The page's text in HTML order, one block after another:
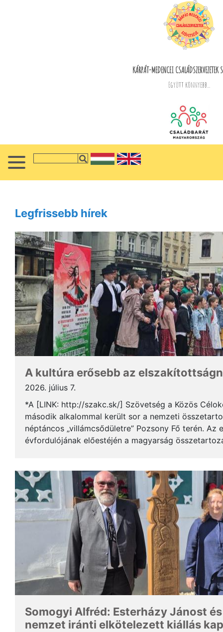
KÁRPÁT-MEDENCEI CSALÁDSZERVEZETEK
Együtt könnyebb...
Legfrissebb hírek
A kultúra erősebb az
2026. július 7.
*A [LINK: http://szakc.sk/] Szövetség a Közös
második alkalommal került sor a nemzeti
néptáncos „villámcsődületre” Pozsony Fő terén. Az
évfordulójának előestéjén a magyarság
Somogyi Alfréd: Esterházy Jánost
nemzet iránti elkötelezett kiállás